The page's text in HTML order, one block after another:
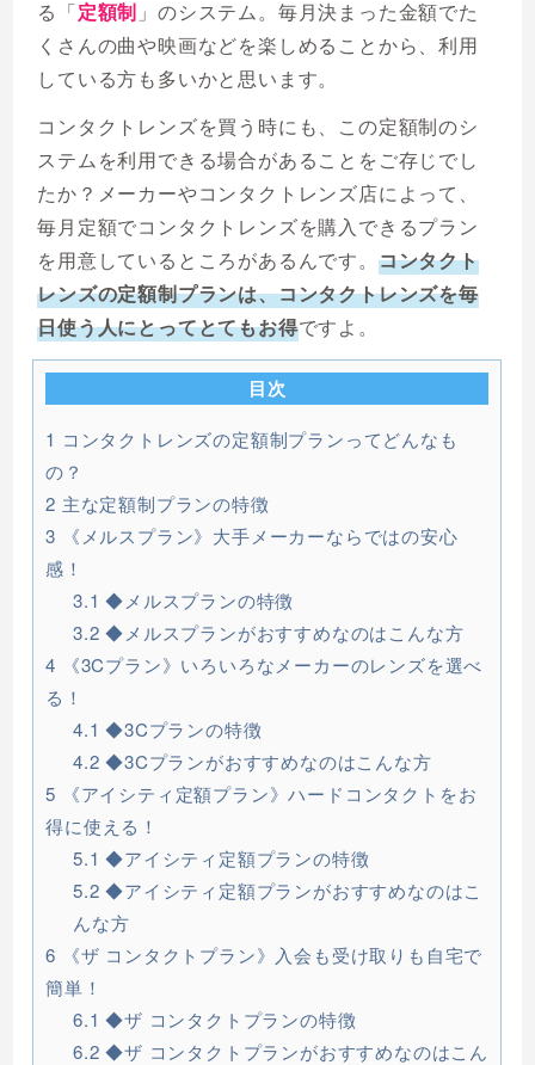
る「 定額制 」のシステム。毎月決まった金額でた
くさんの曲や映画などを楽しめることから、利用
している方も多いかと思います。
コンタクトレンズを買う時にも、この定額制のシ
ステムを利用できる場合があることをご存じでし
たか？メーカーやコンタクトレンズ店によって、
毎月定額でコンタクトレンズを購入できるプラン
を用意しているところがあるんです。 コンタクト
レンズの定額制プランは、コンタクトレンズを毎
日使う人にとってとてもお得ですよ。
目次
1 コンタクトレンズの定額制プランってどんなも
の？
2 主な定額制プランの特徴
3 《メルスプラン》大手メーカーならではの安心
感！
3.1 ◆メルスプランの特徴
3.2 ◆メルスプランがおすすめなのはこんな方
4 《3Cプラン》いろいろなメーカーのレンズを選べ
る！
4.1 ◆3Cプランの特徴
4.2 ◆3Cプランがおすすめなのはこんな方
5 《アイシティ定額プラン》ハードコンタクトをお
得に使える！
5.1 ◆アイシティ定額プランの特徴
5.2 ◆アイシティ定額プランがおすすめなのはこ
んな方
6 《ザ コンタクトプラン》入会も受け取りも自宅で
簡単！
6.1 ◆ザ コンタクトプランの特徴
6.2 ◆ザ コンタクトプランがおすすめなのはこん